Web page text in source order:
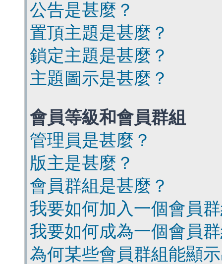
公告是甚麼？
置頂主題是甚麼？
鎖定主題是甚麼？
主題圖示是甚麼？
會員等級和會員群組
管理員是甚麼？
版主是甚麼？
會員群組是甚麼？
我要如何加入一個會員
我要如何成為一個會員
為何某些會員群組能顯